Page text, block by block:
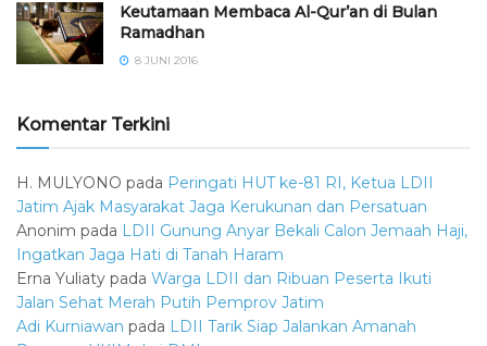
Keutamaan Membaca Al-Qur’an di Bulan
Ramadhan
8 JUNI 2016
Komentar Terkini
H. MULYONO pada Peringati HUT ke-81 RI, Ketua LDII
Jatim Ajak Masyarakat Jaga Kerukunan dan Persatuan
Anonim pada LDII Gunung Anyar Bekali Calon Jemaah Haji,
Ingatkan Jaga Hati di Tanah Haram
Erna Yuliaty pada Warga LDII dan Ribuan Peserta Ikuti
Jalan Sehat Merah Putih Pemprov Jatim
Adi Kurniawan pada LDII Tarik Siap Jalankan Amanah